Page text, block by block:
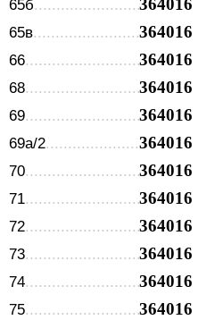
65б 364016
65в 364016
66 364016
68 364016
69 364016
69а/2 364016
70 364016
71 364016
72 364016
73 364016
74 364016
75 364016